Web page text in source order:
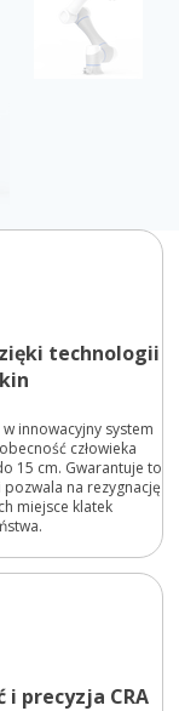
technologii
innowacyjny system
człowieka
15 cm. Gwarantuje to
na rezygnację
miejsce klatek
i precyzja CRA